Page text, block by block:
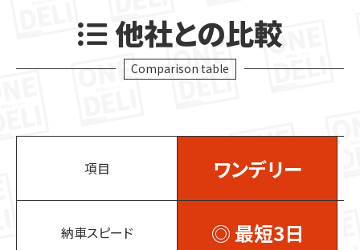
他社との比較
Comparison table
項目 ワンデリー
納車スピード ◎ 最短3日